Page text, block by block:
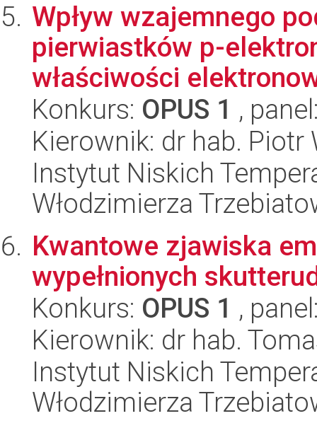
Wpływ wzajemnego
pierwiastków p-
właściwości
Konkurs: OPUS 1 ,
Kierownik: dr hab. Piotr
Instytut Niskich
Włodzimierza
Kwantowe zjawiska
wypełnionych
Konkurs: OPUS 1 ,
Kierownik: dr hab.
Instytut Niskich
Włodzimierza